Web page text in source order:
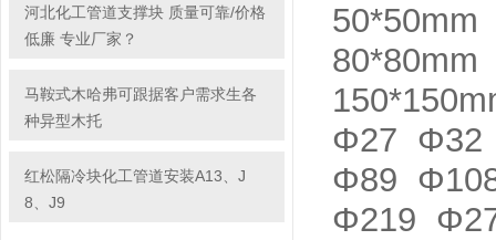
河北化工管道支撑块 质量可靠/价格
低廉 专业厂家？
马鞍式木哈弗可跟据客户需求生各
种异型木托
红松隔冷块化工管道安装A13、J
8、J9
Φ27
Φ89
Φ219